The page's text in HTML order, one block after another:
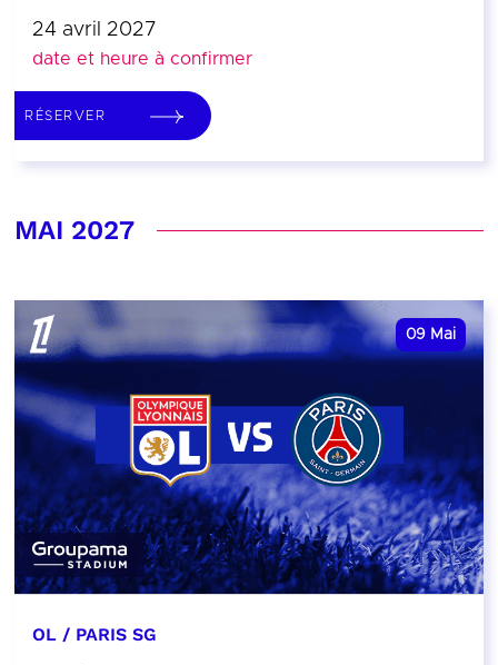
24 avril 2027
date et heure à confirmer
RÉSERVER
MAI 2027
09 Mai
OL / PARIS SG